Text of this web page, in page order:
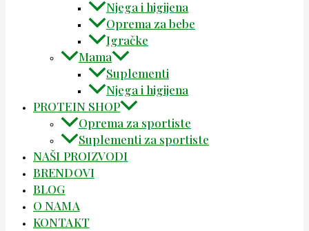
Njega i higijena
Oprema za bebe
Igračke
Mama
Suplementi
Njega i higijena
PROTEIN SHOP
Oprema za sportiste
Suplementi za sportiste
NAŠI PROIZVODI
BRENDOVI
BLOG
O NAMA
KONTAKT